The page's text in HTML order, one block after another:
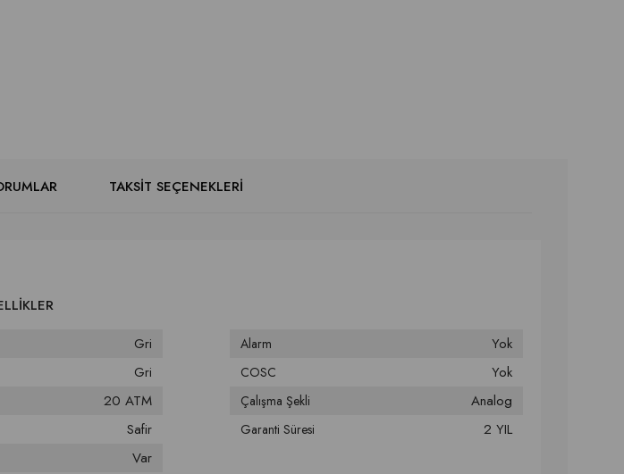
TAKSIT SEÇENEKLERI
Gri
Gri
20 ATM
Safir
Var
Alarm Yok
COSC Yok
Çalışma Şekli Analog
Garanti Süresi 2 YIL